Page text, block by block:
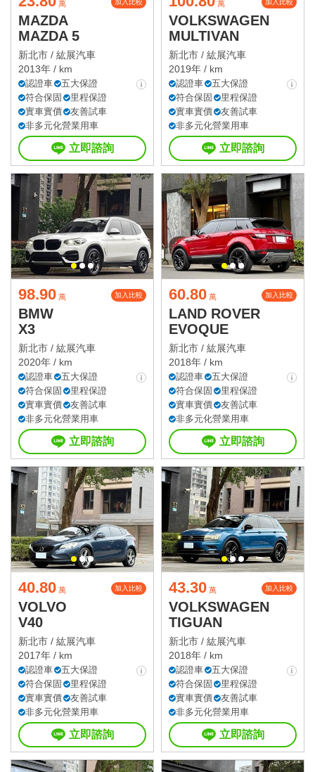
萬
MAZDA
MAZDA 5
新北市 / 紘展汽車
2013年 / km
認證車
五大保證
符合保固
里程保證
實車實價
友善試車
非多元化營業用車
立即諮詢
萬
VOLKSWAGEN
MULTIVAN
新北市 / 紘展汽車
2019年 / km
認證車
五大保證
符合保固
里程保證
實車實價
友善試車
非多元化營業用車
立即諮詢
98.90 萬 加入比較
BMW
X3
新北市 / 紘展汽車
2020年 / km
認證車
五大保證
符合保固
里程保證
實車實價
友善試車
非多元化營業用車
立即諮詢
60.80 萬 加入比較
LAND ROVER
EVOQUE
新北市 / 紘展汽車
2018年 / km
認證車
五大保證
符合保固
里程保證
實車實價
友善試車
非多元化營業用車
立即諮詢
40.80 萬 加入比較
VOLVO
V40
新北市 / 紘展汽車
2017年 / km
認證車
五大保證
符合保固
里程保證
實車實價
友善試車
非多元化營業用車
立即諮詢
43.30 萬 加入比較
VOLKSWAGEN
TIGUAN
新北市 / 紘展汽車
2018年 / km
認證車
五大保證
符合保固
里程保證
實車實價
友善試車
非多元化營業用車
立即諮詢